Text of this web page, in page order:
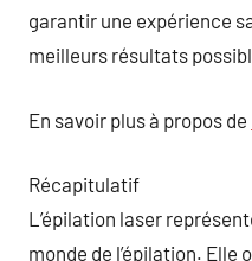
garantir une expérience
meilleurs résultats
En savoir plus à propos de
Récapitulatif
L’épilation laser
monde de l’épilation.